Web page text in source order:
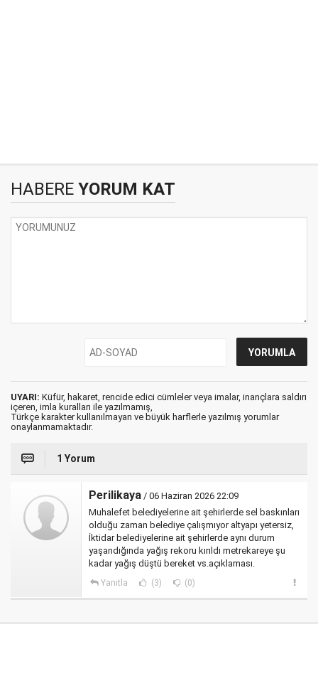
HABERE YORUM KAT
UYARI: Küfür, hakaret, rencide edici cümleler veya imalar, inançlara saldırı
içeren, imla kuralları ile yazılmamış,
Türkçe karakter kullanılmayan ve büyük harflerle yazılmış yorumlar
onaylanmamaktadır.
1 Yorum
Perilikaya / 06 Haziran 2026 22:09
Muhalefet belediyelerine ait şehirlerde sel baskınları
olduğu zaman belediye çalışmıyor altyapı yetersiz,
İktidar belediyelerine ait şehirlerde aynı durum
yaşandığında yağış rekoru kırıldı metrekareye şu
kadar yağış düştü bereket vs.açıklaması.
Yanıtla (3) (0)